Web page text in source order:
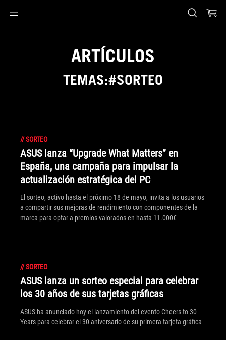
ARTÍCULOS
TEMAS:#SORTEO
//SORTEO
ASUS lanza “Upgrade What Matters” en
España, una campaña para impulsar la
actualización estratégica del PC
El sorteo, activo hasta el próximo 18 de mayo, invita a los usuarios
a compartir sus mejoras de rendimiento con componentes de la
marca para optar a premios valorados en hasta 11.000€
//SORTEO
ASUS lanza un sorteo especial para celebrar
los 30 años de sus tarjetas gráficas
ASUS ha anunciado hoy el lanzamiento del evento Cheers to 30
Years para celebrar el 30 aniversario de su primera tarjeta gráfica